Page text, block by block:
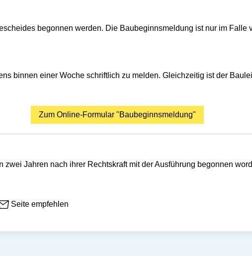
begonnen werden. Die Baubeginnsmeldung ist nur im
binnen einer Woche schriftlich zu melden. Gleichzeitig ist der
Zum Online-Formular "Baubeginnsmeldung"
Jahren nach ihrer Rechtskraft mit der Ausführung begonnen
Seite empfehlen